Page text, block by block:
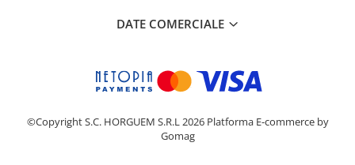
DATE COMERCIALE
©Copyright S.C. HORGUEM S.R.L 2026 Platforma E-commerce by
Gomag